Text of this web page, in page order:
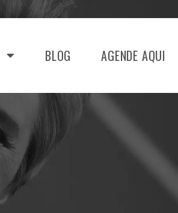
BLOG AGENDE AQUI